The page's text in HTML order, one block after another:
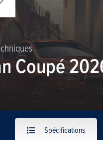
Coupé
Spécifications